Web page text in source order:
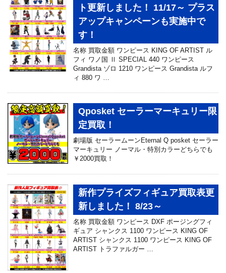
ト更新しました！ 11/17～ プラス
アップキャンペーンも実施中で
す！
名称 買取金額 ワンピース KING OF ARTIST ル
フィ ワノ国 Ⅱ SPECIAL 440 ワンピース
Grandista ゾロ 1210 ワンピース Grandista ルフ
ィ 880 ワ …
Qposket セーラーマーキュリー限
定買取！
劇場版 セーラームーンEternal Q posket セーラー
マーキュリー ノーマル・特別カラーどちらでも
￥2000買取！
新作プライズフィギュア買取表更
新しました！ 8/23～
名称 買取金額 ワンピース DXF ポージングフィ
ギュア シャンクス 1100 ワンピース KING OF
ARTIST シャンクス 1100 ワンピース KING OF
ARTIST トラファルガー …